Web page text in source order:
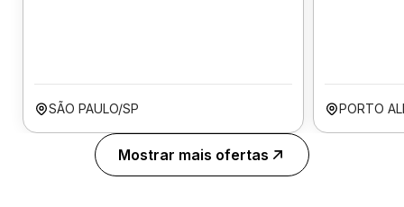
SÃO PAULO/SP PORTO
Mostrar mais ofertas